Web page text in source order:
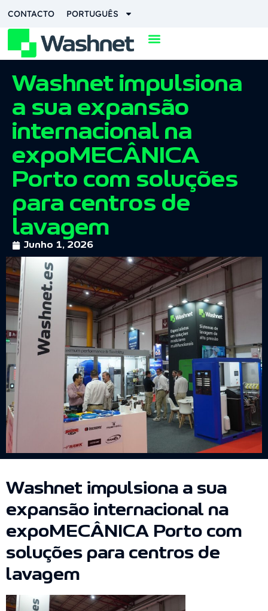
CONTACTO PORTUGUÊS
Washnet impulsiona
a sua expansão
internacional na
expoMECÂNICA
Porto com soluções
para centros de
lavagem
Junho 1, 2026
Washnet impulsiona a sua
expansão internacional na
expoMECÂNICA Porto com
soluções para centros de
lavagem